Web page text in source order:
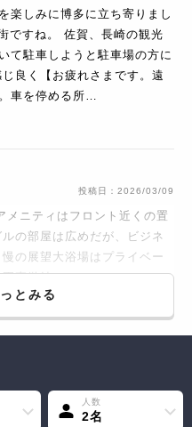
楽しみに博多に立ち寄りまし
ですね。 佐賀、長崎の観光
て駐車しようと駐車場の方に
良く【お疲れさまです。遠
車を停める所…
投稿日： 2026/03/09
ニティはフロント近くの置
の部屋は広めだが、ビジネ
の展望大浴場はプライベー
直微妙。
とみる
人数
2名